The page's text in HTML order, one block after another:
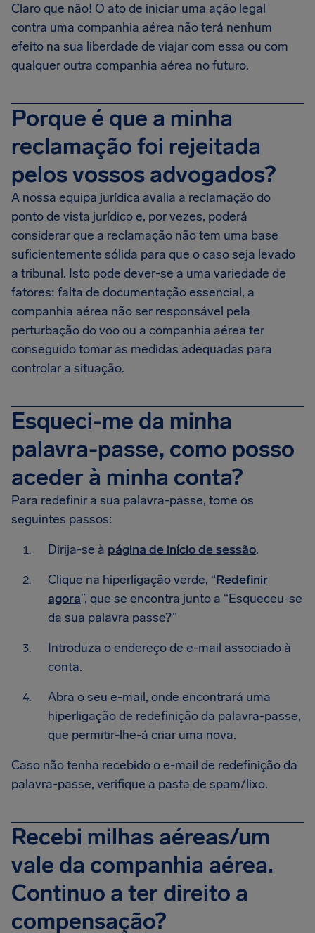
Claro que não! O ato de iniciar uma ação legal
contra uma companhia aérea não terá nenhum
efeito na sua liberdade de viajar com essa ou com
qualquer outra companhia aérea no futuro.
Porque é que a minha
reclamação foi rejeitada
pelos vossos advogados?
A nossa equipa jurídica avalia a reclamação do
ponto de vista jurídico e, por vezes, poderá
considerar que a reclamação não tem uma base
suficientemente sólida para que o caso seja levado
a tribunal. Isto pode dever-se a uma variedade de
fatores: falta de documentação essencial, a
companhia aérea não ser responsável pela
perturbação do voo ou a companhia aérea ter
conseguido tomar as medidas adequadas para
controlar a situação.
Esqueci-me da minha
palavra-passe, como posso
aceder à minha conta?
Para redefinir a sua palavra-passe, tome os
seguintes passos:
Dirija-se à página de início de sessão.
Clique na hiperligação verde, “Redefinir
agora”, que se encontra junto a “Esqueceu-se
da sua palavra passe?”
Introduza o endereço de e-mail associado à
conta.
Abra o seu e-mail, onde encontrará uma
hiperligação de redefinição da palavra-passe,
que permitir-lhe-á criar uma nova.
Caso não tenha recebido o e-mail de redefinição da
palavra-passe, verifique a pasta de spam/lixo.
Recebi milhas aéreas/um
vale da companhia aérea.
Continuo a ter direito a
compensação?